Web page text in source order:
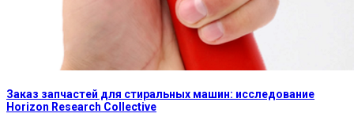
Заказ запчастей для стиральных машин: исследование
Horizon Research Collective